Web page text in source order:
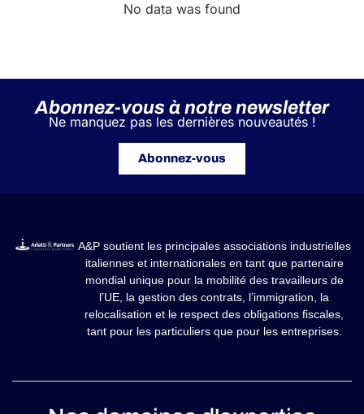
No data was found
Abonnez-vous à notre newsletter
Ne manquez pas les dernières nouveautés !
Abonnez-vous
A&P soutient les principales associations industrielles
italiennes et internationales en tant que partenaire
mondial unique pour la mobilité des travailleurs de
l’UE, la gestion des contrats, l’immigration, la
relocalisation et le respect des obligations fiscales,
tant pour les particuliers que pour les entreprises.